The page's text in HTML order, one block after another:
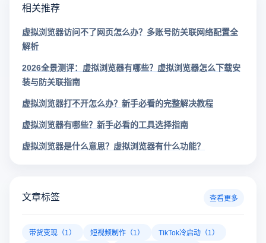
相关推荐
虚拟浏览器访问不了网页怎么办？多账号防关联网络配置全
解析
2026全景测评：虚拟浏览器有哪些？虚拟浏览器怎么下载安
装与防关联指南
虚拟浏览器打不开怎么办？新手必看的完整解决教程
虚拟浏览器有哪些？新手必看的工具选择指南
虚拟浏览器是什么意思？虚拟浏览器有什么功能？
文章标签 查看更多
带货变现（1） 短视频制作（1）
TikTok冷启动（1）